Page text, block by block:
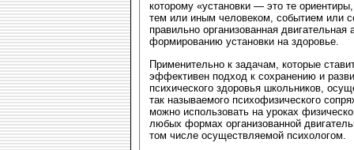
которому «установки — это те
тем или иным человеком, событием или
правильно организованная
формированию установки на здоровье.
Применительно к задачам, которые
эффективен подход к сохранению и
психического здоровья школьников,
так называемого психофизического
можно использовать на уроках
любых формах организованной
том числе осуществляемой психологом.